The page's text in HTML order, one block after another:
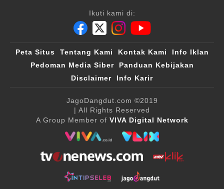
Ikuti kami di:
Peta Situs Tentang Kami Kontak Kami
Info Iklan
Pedoman Media Siber
Panduan Kebijakan
Disclaimer
Info Karir
JagoDangdut.com ©2019
| All Rights Reserved
A Group Member of VIVA Digital Network